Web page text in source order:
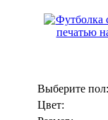
Выберите пол:
Цвет: